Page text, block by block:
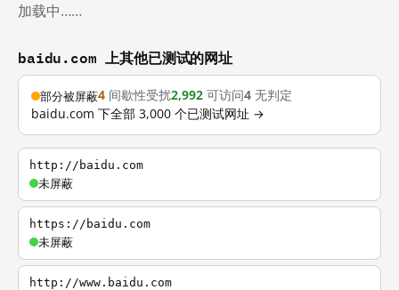
加载中……
baidu.com 上其他已测试的网址
部分被屏蔽4 间歇性受扰2,992 可访问4 无判定
baidu.com 下全部 3,000 个已测试网址 →
http://baidu.com
未屏蔽
https://baidu.com
未屏蔽
http://www.baidu.com